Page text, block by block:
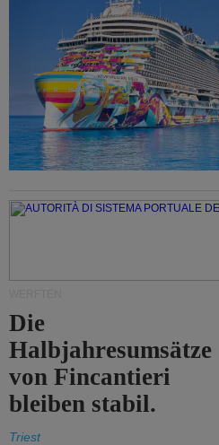
Die
Halbjahresumsätze
von Fincantieri
bleiben stabil.
Triest